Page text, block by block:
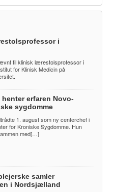
i
til klinisk lærestolsprofessor i
for Klinisk Medicin på
erfaren Novo-
sygdomme
1. august som ny centerchef i
for Kroniske Sygdomme. Hun
med[…]
samler
i Nordsjælland